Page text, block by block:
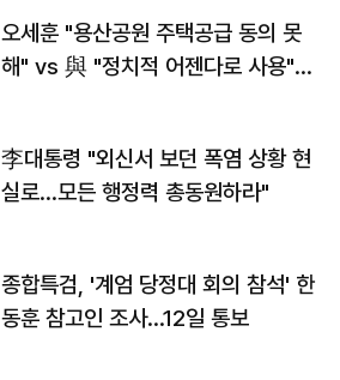
오세훈 "용산공원 주택공급 동의 못
해" vs 與 "정치적 어젠다로 사용"
李대통령 "외신서 보던 폭염 상황 현
실로…모든 행정력 총동원하라"
종합특검, '계엄 당정대 회의 참석' 한
동훈 참고인 조사...12일 통보